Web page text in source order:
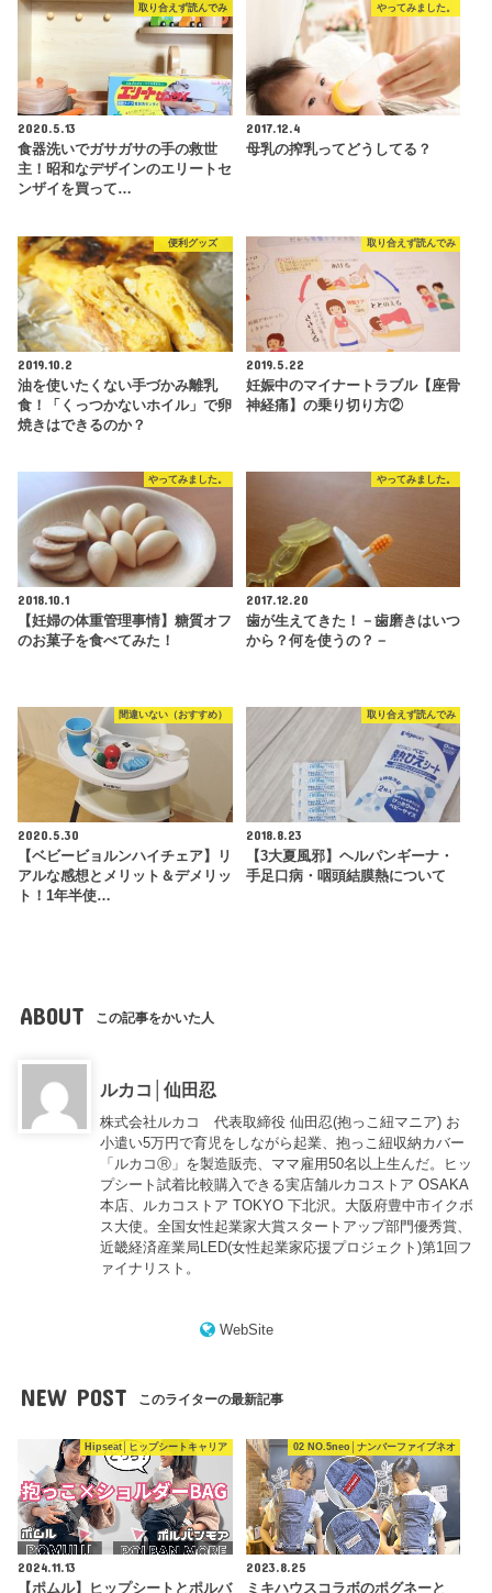
取り合えず読んでみ
2020.5.13
食器洗いでガサガサの手の救世
主！昭和なデザインのエリートセ
ンザイを買って…
やってみました。
2017.12.4
母乳の搾乳ってどうしてる？
便利グッズ
2019.10.2
油を使いたくない手づかみ離乳
食！「くっつかないホイル」で卵
焼きはできるのか？
取り合えず読んでみ
2019.5.22
妊娠中のマイナートラブル【座骨
神経痛】の乗り切り方②
やってみました。
2018.10.1
【妊婦の体重管理事情】糖質オフ
のお菓子を食べてみた！
やってみました。
2017.12.20
歯が生えてきた！－歯磨きはいつ
から？何を使うの？－
間違いない（おすすめ）
2020.5.30
【ベビービョルンハイチェア】リ
アルな感想とメリット＆デメリッ
ト！1年半使…
取り合えず読んでみ
2018.8.23
【3大夏風邪】ヘルパンギーナ・
手足口病・咽頭結膜熱について
ABOUT この記事をかいた人
ルカコ│仙田忍
株式会社ルカコ 代表取締役 仙田忍(抱っこ紐マニア) お
小遣い5万円で育児をしながら起業、抱っこ紐収納カバー
「ルカコⓇ」を製造販売、ママ雇用50名以上生んだ。ヒッ
プシート試着比較購入できる実店舗ルカコストア OSAKA
本店、ルカコストア TOKYO 下北沢。大阪府豊中市イクボ
ス大使。全国女性起業家大賞スタートアップ部門優秀賞、
近畿経済産業局LED(女性起業家応援プロジェクト)第1回フ
ァイナリスト。
WebSite
NEW POST このライターの最新記事
Hipseat│ヒップシートキャリア
2024.11.13
【ポムル】ヒップシートとポルバ
02 NO.5neo│ナンバーファイブネオ
2023.8.25
ミキハウスコラボのポグネーと